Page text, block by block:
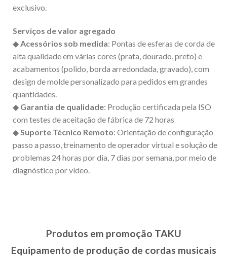
exclusivo.
Serviços de valor agregado
◆ Acessórios sob medida: Pontas de esferas de corda de
alta qualidade em várias cores (prata, dourado, preto) e
acabamentos (polido, borda arredondada, gravado), com
design de molde personalizado para pedidos em grandes
quantidades.
◆ Garantia de qualidade: Produção certificada pela ISO
com testes de aceitação de fábrica de 72 horas
◆ Suporte Técnico Remoto: Orientação de configuração
passo a passo, treinamento de operador virtual e solução de
problemas 24 horas por dia, 7 dias por semana, por meio de
diagnóstico por vídeo.
Produtos em promoção TAKU
Equipamento de produção de cordas musicais